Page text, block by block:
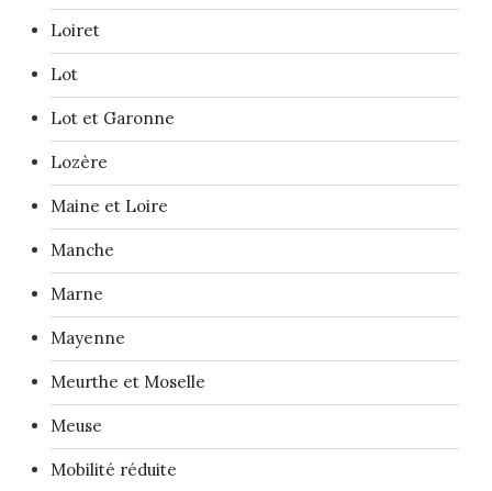
Loiret
Lot
Lot et Garonne
Lozère
Maine et Loire
Manche
Marne
Mayenne
Meurthe et Moselle
Meuse
Mobilité réduite